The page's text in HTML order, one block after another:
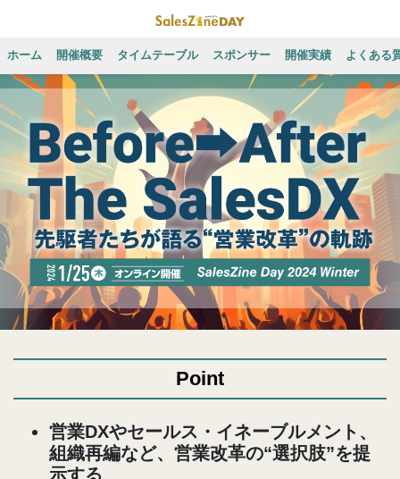
ホーム 開催概要 タイムテーブル スポンサー 開催実績 よくある
Point
営業DXやセールス・イネーブルメント、
組織再編など、営業改革の“選択肢”を提
示する